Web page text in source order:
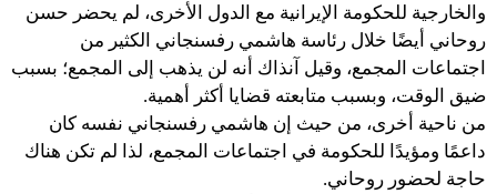
والخارجية للحكومة الإيرانية مع الدول الأخرى، لم يحضر حسن
روحاني أيضًا خلال رئاسة هاشمي رفسنجاني الكثير من
اجتماعات المجمع، وقيل آنذاك أنه لن يذهب إلى المجمع؛ بسبب
ضيق الوقت، وبسبب متابعته قضايا أكثر أهمية.
من ناحية أخرى، من حيث إن هاشمي رفسنجاني نفسه كان
داعمًا ومؤيدًا للحكومة في اجتماعات المجمع، لذا لم تكن هناك
حاجة لحضور روحاني.